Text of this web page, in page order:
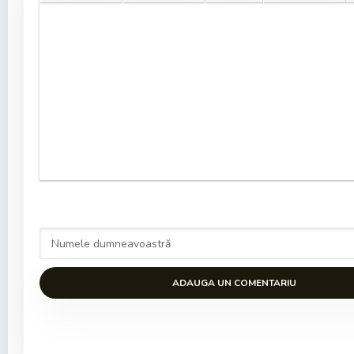
ADAUGA UN COMENTARIU